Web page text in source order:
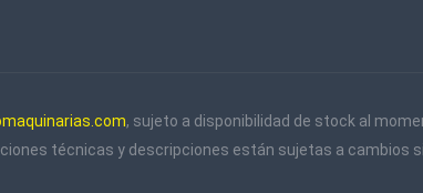
, sujeto a disponibilidad de stock al
técnicas y descripciones están sujetas a cambios